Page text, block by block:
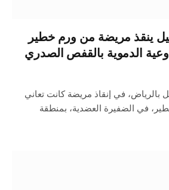
ينقذ مريضة من ورم خطير
الدموية بالقفص الصدري
في إنقاذ مريضة كانت تعاني
في الضفيرة العضدية، بمنطقة